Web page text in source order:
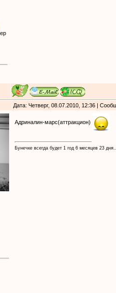
Дата: Четверг, 08.07.2010, 12:36 |
Адриналин-марс(аттракцион)
Бунечке всегда будет 1 год 6 месяцев 23